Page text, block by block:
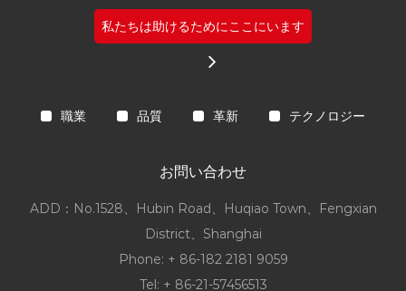
私たちは助けるためにここにいます
職業 品質 革新 テクノロジー
お問い合わせ
ADD：No.1528、Hubin Road、Huqiao Town、Fengxian
District、Shanghai
Phone: + 86-182 2181 9059
Tel: + 86-21-57456513